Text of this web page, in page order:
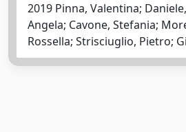
2019 Pinna, Valentina;
Angela; Cavone, Stefania;
Rossella; Strisciuglio, Pietro;